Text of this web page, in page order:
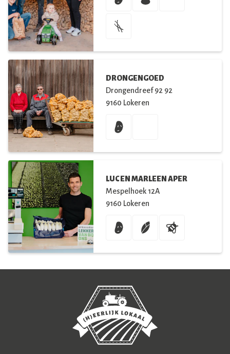
DRONGENGOED
Drongendreef 92 92
9160 Lokeren
LUC EN MARLEEN APER
Mespelhoek 12A
9160 Lokeren